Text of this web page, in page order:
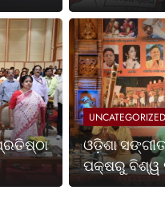
ହେଉଛି ଭାରତର ସର୍ବଶ୍ରେଷ୍ଠ
UNCATEGORIZED
ଓଡ଼ିଶା
ପକ୍ଷରୁ ବିଶ୍ୱ